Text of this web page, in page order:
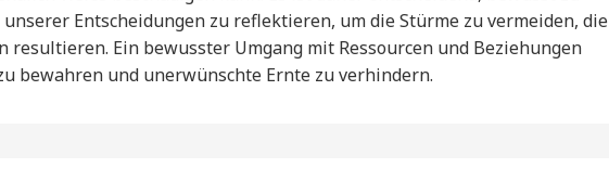
Entscheidungen zu reflektieren, um die Stürme zu vermeiden, die
Ein bewusster Umgang mit Ressourcen und Beziehungen
bewahren und unerwünschte Ernte zu verhindern.